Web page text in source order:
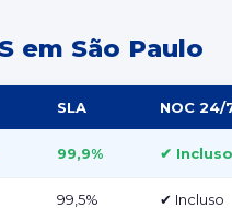
em São Paulo
SLA NOC 24/
99,9% ✔ Incluso
99,5% ✔ Incluso